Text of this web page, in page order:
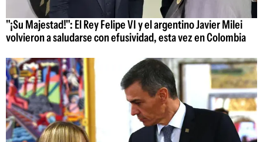
"¡Su Majestad!": El Rey Felipe VI y el argentino Javier Milei
volvieron a saludarse con efusividad, esta vez en Colombia